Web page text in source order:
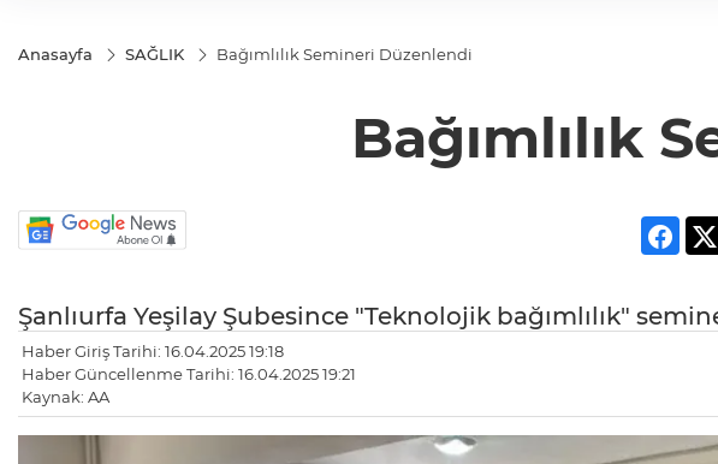
Anasayfa SAĞLIK Bağımlılık Semineri Düzenlendi
Bağımlılık
Şanlıurfa Yeşilay Şubesince "Teknolojik bağımlılık"
Haber Giriş Tarihi: 16.04.2025 19:18
Haber Güncellenme Tarihi: 16.04.2025 19:21
Kaynak: AA